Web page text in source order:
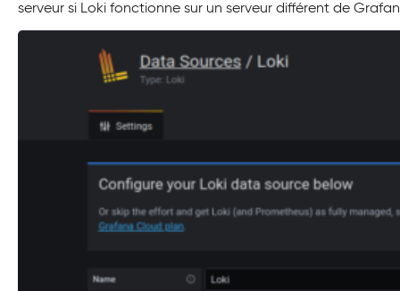
serveur si Loki fonctionne sur un serveur différent de